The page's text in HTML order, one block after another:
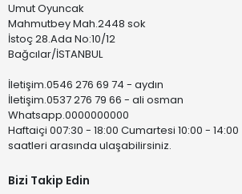
Umut Oyuncak
Mahmutbey Mah.2448 sok
İstoç 28.Ada No:10/12
Bağcılar/İSTANBUL
İletişim.0546 276 69 74 - aydın
İletişim.0537 276 79 66 - ali osman
Whatsapp.0000000000
Haftaiçi 007:30 - 18:00 Cumartesi 10:00 - 14:00
saatleri arasında ulaşabilirsiniz.
Bizi Takip Edin